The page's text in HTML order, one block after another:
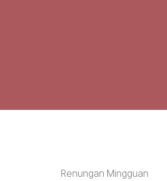
Renungan Mingguan